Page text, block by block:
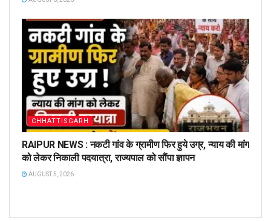
CHHATTISGARH
RAIPUR NEWS : नकटी गांव के ग्रामीण फिर हुये उग्र, न्याय की मांग
को लेकर निकाली पदयात्रा, राज्यपाल को सौंपा ज्ञापन
AUGUST 5, 2026